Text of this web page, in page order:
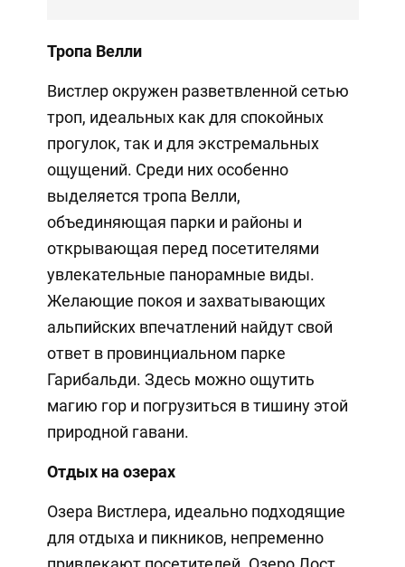
Тропа Велли
Вистлер окружен разветвленной сетью
троп, идеальных как для спокойных
прогулок, так и для экстремальных
ощущений. Среди них особенно
выделяется тропа Велли,
объединяющая парки и районы и
открывающая перед посетителями
увлекательные панорамные виды.
Желающие покоя и захватывающих
альпийских впечатлений найдут свой
ответ в провинциальном парке
Гарибальди. Здесь можно ощутить
магию гор и погрузиться в тишину этой
природной гавани.
Отдых на озерах
Озера Вистлера, идеально подходящие
для отдыха и пикников, непременно